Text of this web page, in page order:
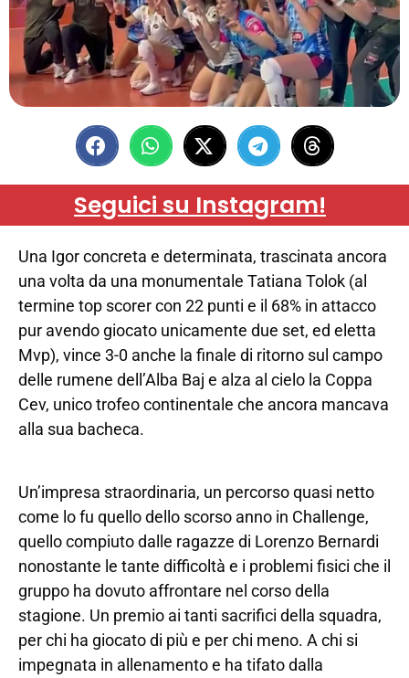
Seguici su Instagram!
Una Igor concreta e determinata, trascinata ancora
una volta da una monumentale Tatiana Tolok (al
termine top scorer con 22 punti e il 68% in attacco
pur avendo giocato unicamente due set, ed eletta
Mvp), vince 3-0 anche la finale di ritorno sul campo
delle rumene dell’Alba Baj e alza al cielo la Coppa
Cev, unico trofeo continentale che ancora mancava
alla sua bacheca.
Un’impresa straordinaria, un percorso quasi netto
come lo fu quello dello scorso anno in Challenge,
quello compiuto dalle ragazze di Lorenzo Bernardi
nonostante le tante difficoltà e i problemi fisici che il
gruppo ha dovuto affrontare nel corso della
stagione. Un premio ai tanti sacrifici della squadra,
per chi ha giocato di più e per chi meno. A chi si
impegnata in allenamento e ha tifato dalla